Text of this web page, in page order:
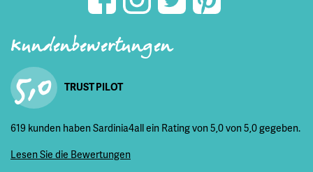
Kundenbewertungen
5,0 TRUST PILOT
619 kunden haben Sardinia4all ein Rating von 5,0 von 5,0 gegeben.
Lesen Sie die Bewertungen